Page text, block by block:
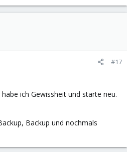
#17
ich Gewissheit und starte neu.
Backup und nochmals